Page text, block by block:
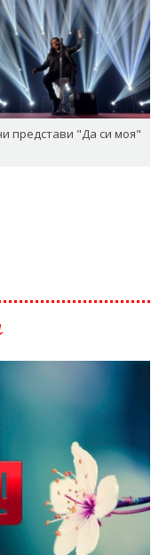
представи "Да си моя"